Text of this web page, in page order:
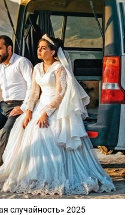
случайность» 2025